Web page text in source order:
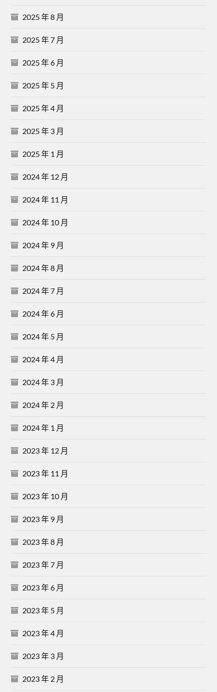
2025 年 8 月
2025 年 7 月
2025 年 6 月
2025 年 5 月
2025 年 4 月
2025 年 3 月
2025 年 1 月
2024 年 12 月
2024 年 11 月
2024 年 10 月
2024 年 9 月
2024 年 8 月
2024 年 7 月
2024 年 6 月
2024 年 5 月
2024 年 4 月
2024 年 3 月
2024 年 2 月
2024 年 1 月
2023 年 12 月
2023 年 11 月
2023 年 10 月
2023 年 9 月
2023 年 8 月
2023 年 7 月
2023 年 6 月
2023 年 5 月
2023 年 4 月
2023 年 3 月
2023 年 2 月